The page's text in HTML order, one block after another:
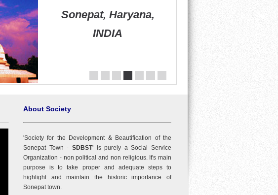
Sonepat,
INDIA
About Society
'Society for the Development & Beautification of the
Sonepat Town - SDBST' is purely a Social Service
Organization - non political and non religious. It's main
purpose is to take proper and adequate steps to
highlight and maintain the historic importance of
Sonepat town.